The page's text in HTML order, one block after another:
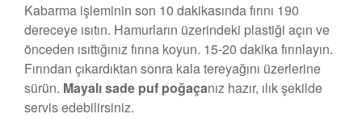
Kabarma işleminin son 10 dakikasında fırını 190
dereceye ısıtın. Hamurların üzerindeki plastiği açın ve
önceden ısıttığınız fırına koyun. 15-20 dakika fırınlayın.
Fırından çıkardıktan sonra kala tereyağını üzerlerine
sürün. Mayalı sade puf poğaçanız hazır, ılık şekilde
servis edebilirsiniz.